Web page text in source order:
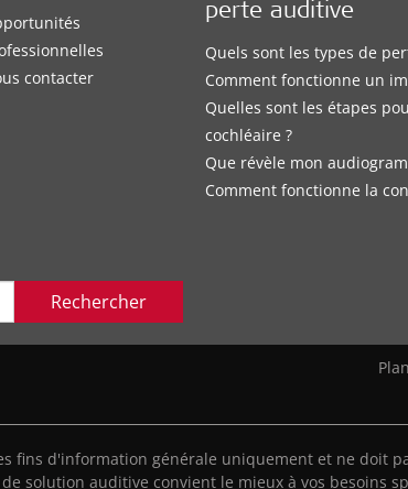
perte auditive
Quels sont les types de
Comment fonctionne un
Quelles sont les étapes
cochléaire ?
Que révèle mon
Comment fonctionne la
contacter
Rechercher
fins d'information générale uniquement et ne doit
solution auditive convient le mieux à vos besoins